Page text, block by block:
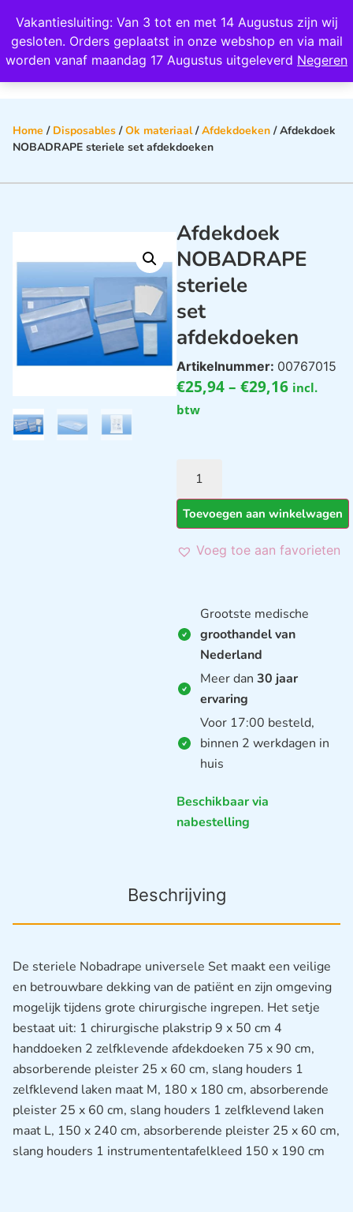
Vakantiesluiting: Van 3 tot en met 14 Augustus zijn wij
gesloten. Orders geplaatst in onze webshop en via mail
worden vanaf maandag 17 Augustus uitgeleverd Negeren
Wij scoren een 4,8 op Google
Home / Disposables /Ok materiaal/Afdekdoeken / Afdekdoek
NOBADRAPE steriele set afdekdoeken
Afdekdoek
NOBADRAPE
steriele
set
afdekdoeken
Artikelnummer: 00767015
€25,94– €29,16 incl.
btw
Toevoegen aan winkelwagen
Voeg toe aan favorieten
Grootste medische
groothandel van
Nederland
Meer dan 30 jaar
ervaring
Voor 17:00 besteld,
binnen 2 werkdagen in
huis
Beschikbaar via
nabestelling
Beschrijving
De steriele Nobadrape universele Set maakt een veilige
en betrouwbare dekking van de patiënt en zijn omgeving
mogelijk tijdens grote chirurgische ingrepen. Het setje
bestaat uit: 1 chirurgische plakstrip 9 x 50 cm 4
handdoeken 2 zelfklevende afdekdoeken 75 x 90 cm,
absorberende pleister 25 x 60 cm, slang houders 1
zelfklevend laken maat M, 180 x 180 cm, absorberende
pleister 25 x 60 cm, slang houders 1 zelfklevend laken
maat L, 150 x 240 cm, absorberende pleister 25 x 60 cm,
slang houders 1 instrumententafelkleed 150 x 190 cm